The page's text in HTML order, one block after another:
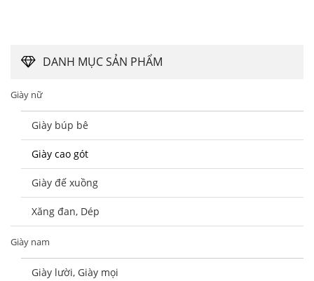
DANH MỤC SẢN PHẨM
Giày nữ
Giày búp bê
Giày cao gót
Giày đế xuồng
Xăng đan, Dép
Giày nam
Giày lười, Giày mọi